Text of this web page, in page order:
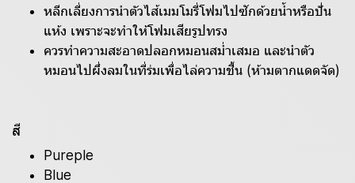
หลีกเลี่ยงการนำตัวไส้เมมโมรี่โฟมไปซักด้วยน้ำหรือปั่น
แห้ง เพราะจะทำให้โฟมเสียรูปทรง
ควรทำความสะอาดปลอกหมอนสม่ำเสมอ และนำตัว
หมอนไปผึ่งลมในที่ร่มเพื่อไล่ความชื้น (ห้ามตากแดดจัด)
สี
Pureple
Blue